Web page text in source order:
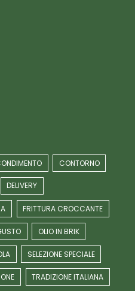
CONTORNO
DELIVERY
FRITTURA CROCCANTE
OLIO IN BRIK
SELEZIONE SPECIALE
TRADIZIONE ITALIANA